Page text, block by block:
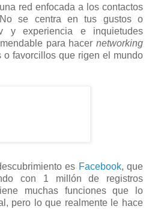
red enfocada a los contactos
se centra en tus gustos o
y experiencia e inquietudes
para hacer networking
o favorcillos que rigen el mundo
es Facebook, que
con 1 millón de registros
muchas funciones que lo
pero lo que realmente le hace